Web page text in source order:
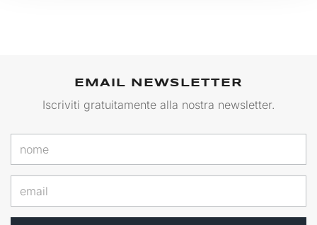
EMAIL NEWSLETTER
Iscriviti gratuitamente alla nostra newsletter.